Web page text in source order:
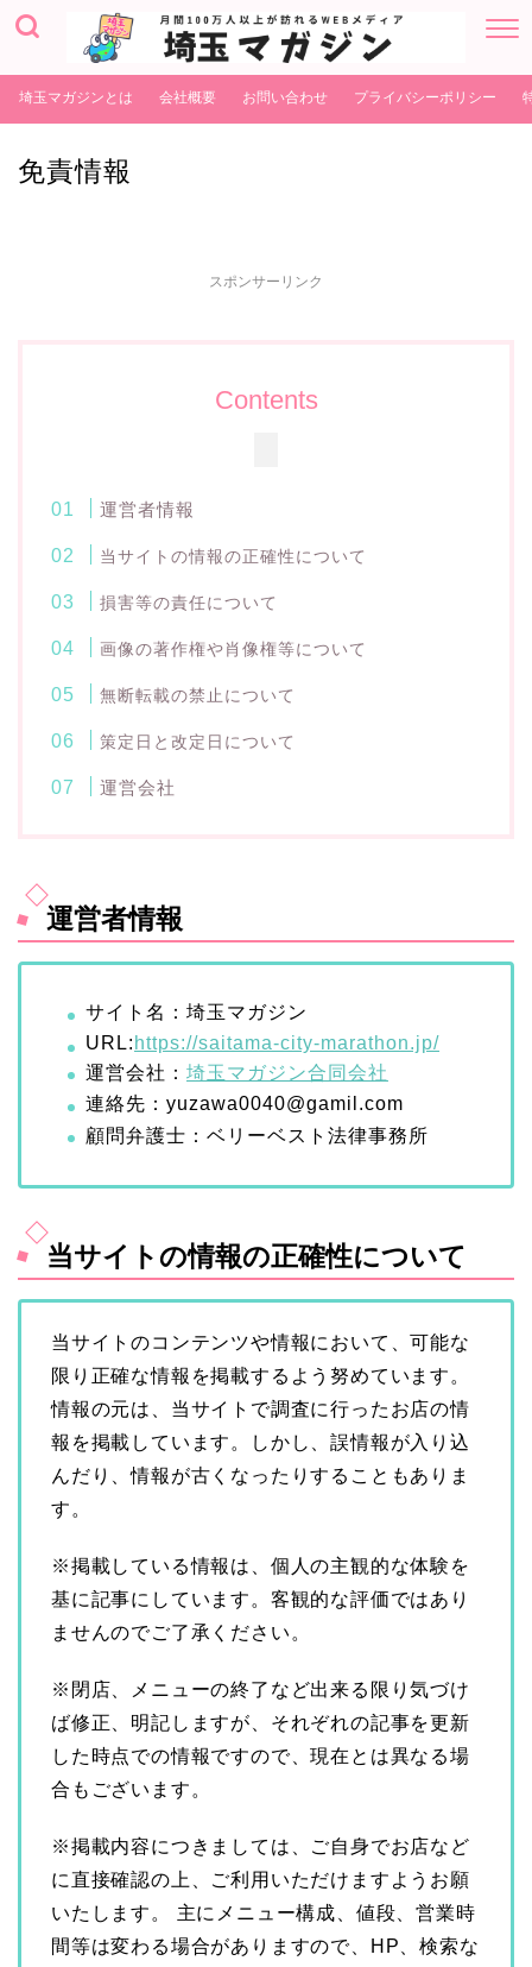
埼玉マガジンとは 会社概要 お問い合わせ プライバシーポリシー
免責情報
スポンサーリンク
Contents
運営者情報
当サイトの情報の正確性について
損害等の責任について
画像の著作権や肖像権等について
無断転載の禁止について
策定日と改定日について
運営会社
運営者情報
サイト名：埼玉マガジン
URL: https://saitama-city-marathon.jp/
運営会社： 埼玉マガジン合同会社
連絡先：yuzawa0040@gamil.com
顧問弁護士：ベリーベスト法律事務所
当サイトの情報の正確性について
当サイトのコンテンツや情報において、可能な
限り正確な情報を掲載するよう努めています。
情報の元は、当サイトで調査に行ったお店の情
報を掲載しています。しかし、誤情報が入り込
んだり、情報が古くなったりすることもありま
す。
※掲載している情報は、個人の主観的な体験を
基に記事にしています。客観的な評価ではあり
ませんのでご了承ください。
※閉店、メニューの終了など出来る限り気づけ
ば修正、明記しますが、 それぞれの記事を更新
した時点での情報ですので、現在とは異なる場
合もございます。
※掲載内容につきましては、ご自身でお店など
に直接確認の上、ご利用いただけますようお願
いたします。 主にメニュー構成、値段、営業時
間等は変わる場合がありますので、HP、検索な